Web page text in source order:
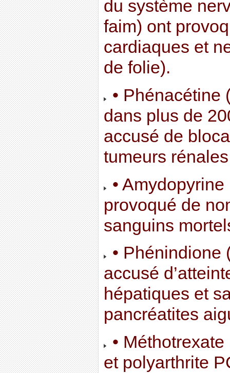
du système
faim) ont
cardiaques et
de folie).
• Phénacétine
dans plus de
accusé de
tumeurs
•
provoqué de
sanguins
• Phénindione
accusé
hépatiques et
pancréatites
•
et polyarthrite